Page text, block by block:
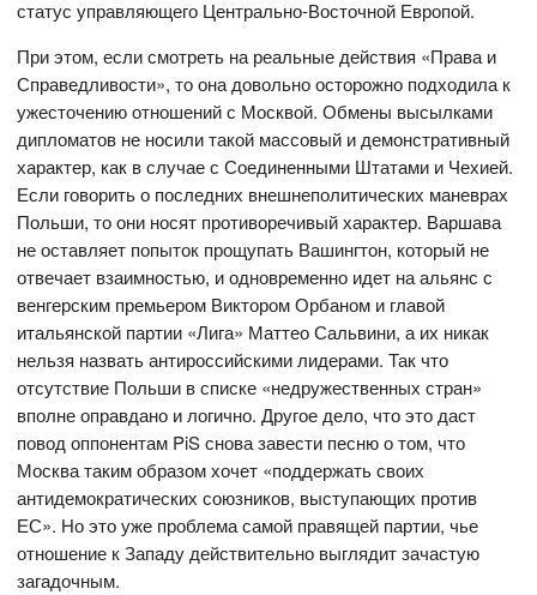
статус управляющего Центрально-Восточной Европой.
При этом, если смотреть на реальные действия «Права и
Справедливости», то она довольно осторожно подходила к
ужесточению отношений с Москвой. Обмены высылками
дипломатов не носили такой массовый и демонстративный
характер, как в случае с Соединенными Штатами и Чехией.
Если говорить о последних внешнеполитических маневрах
Польши, то они носят противоречивый характер. Варшава
не оставляет попыток прощупать Вашингтон, который не
отвечает взаимностью, и одновременно идет на альянс с
венгерским премьером Виктором Орбаном и главой
итальянской партии «Лига» Маттео Сальвини, а их никак
нельзя назвать антироссийскими лидерами. Так что
отсутствие Польши в списке «недружественных стран»
вполне оправдано и логично. Другое дело, что это даст
повод оппонентам PiS снова завести песню о том, что
Москва таким образом хочет «поддержать своих
антидемократических союзников, выступающих против
ЕС». Но это уже проблема самой правящей партии, чье
отношение к Западу действительно выглядит зачастую
загадочным.